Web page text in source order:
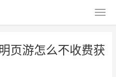
页游怎么不收费获